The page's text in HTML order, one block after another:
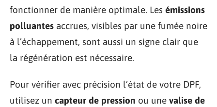
fonctionner de manière optimale. Les émissions
polluantes accrues, visibles par une fumée noire
à l’échappement, sont aussi un signe clair que
la régénération est nécessaire.
Pour vérifier avec précision l’état de votre DPF,
utilisez un capteur de pression ou une valise de